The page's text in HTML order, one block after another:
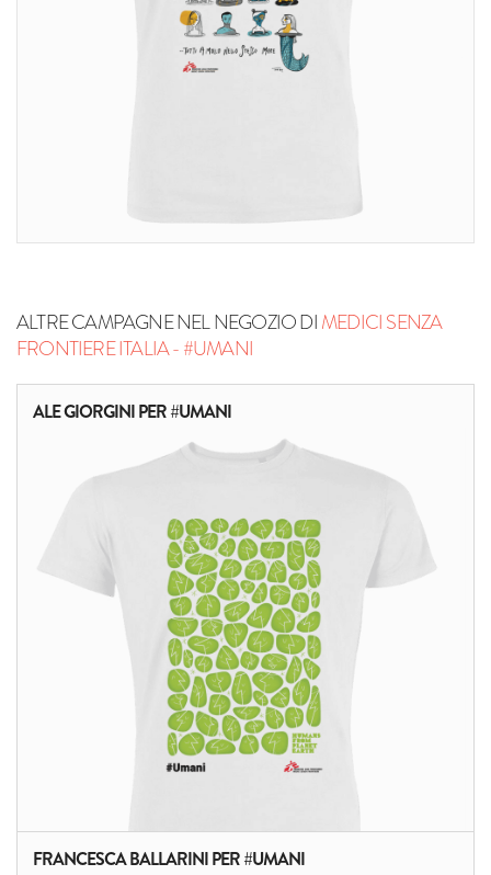
ALTRE CAMPAGNE NEL NEGOZIO DIMEDICI SENZA
FRONTIERE ITALIA - #UMANI
ALE GIORGINI PER #UMANI
FRANCESCA BALLARINI PER #UMANI